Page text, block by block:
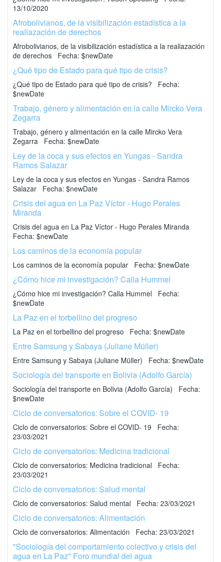
13/10/2020
Afrobolivianos, de la visibilización estadística a la
realiazación de derechos
Afrobolivianos, de la visibilización estadística a la realiazación
de derechos Fecha: $newDate
¿Qué tipo de Estado para qué tipo de crisis?
¿Qué tipo de Estado para qué tipo de crisis? Fecha:
$newDate
Trabajo, género y alimentación en la calle Mircko Vera
Zegarra
Trabajo, género y alimentación en la calle Mircko Vera
Zegarra Fecha: $newDate
Ley de la coca y sus efectos en Yungas - Sandra
Ramos Salazar
Ley de la coca y sus efectos en Yungas - Sandra Ramos
Salazar Fecha: $newDate
Crisis del agua en La Paz Víctor - Hugo Perales
Miranda
Crisis del agua en La Paz Víctor - Hugo Perales Miranda
Fecha: $newDate
Los caminos de la economía popular
Los caminos de la economía popular Fecha: $newDate
¿Cómo hice mi investigación? Calla Hummel
¿Cómo hice mi investigación? Calla Hummel Fecha:
$newDate
La Paz en el torbellino del progreso
La Paz en el torbellino del progreso Fecha: $newDate
Entre Samsung y Sabaya (Juliane Müller)
Entre Samsung y Sabaya (Juliane Müller) Fecha: $newDate
Sociología del transporte en Bolivia (Adolfo García)
Sociología del transporte en Bolivia (Adolfo García) Fecha:
$newDate
Ciclo de conversatorios: Sobre el COVID- 19
Ciclo de conversatorios: Sobre el COVID- 19 Fecha:
23/03/2021
Ciclo de conversatorios: Medicina tradicional
Ciclo de conversatorios: Medicina tradicional Fecha:
23/03/2021
Ciclo de conversatorios: Salud mental
Ciclo de conversatorios: Salud mental Fecha: 23/03/2021
Ciclo de conversatorios: Alimentación
Ciclo de conversatorios: Alimentación Fecha: 23/03/2021
"Sociología del comportamiento colectivo y crisis del
agua en La Paz" Foro mundial del agua